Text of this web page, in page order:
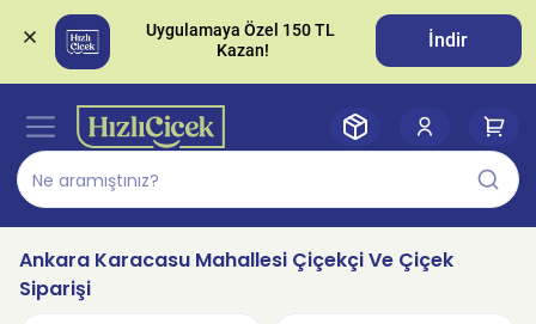
Uygulamaya Özel 150 TL
İndir
Ankara Karacasu Mahallesi Çiçekçi Ve Çiçek
Siparişi